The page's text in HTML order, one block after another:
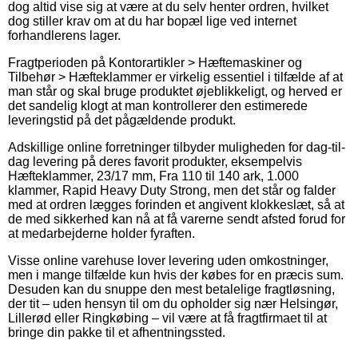
dog altid vise sig at være at du selv henter ordren, hvilket
dog stiller krav om at du har bopæl lige ved internet
forhandlerens lager.
Fragtperioden på Kontorartikler > Hæftemaskiner og
Tilbehør > Hæfteklammer er virkelig essentiel i tilfælde af at
man står og skal bruge produktet øjeblikkeligt, og herved er
det sandelig klogt at man kontrollerer den estimerede
leveringstid på det pågældende produkt.
Adskillige online forretninger tilbyder muligheden for dag-til-
dag levering på deres favorit produkter, eksempelvis
Hæfteklammer, 23/17 mm, Fra 110 til 140 ark, 1.000
klammer, Rapid Heavy Duty Strong, men det står og falder
med at ordren lægges forinden et angivent klokkeslæt, så at
de med sikkerhed kan nå at få varerne sendt afsted forud for
at medarbejderne holder fyraften.
Visse online varehuse lover levering uden omkostninger,
men i mange tilfælde kun hvis der købes for en præcis sum.
Desuden kan du snuppe den mest betalelige fragtløsning,
der tit – uden hensyn til om du opholder sig nær Helsingør,
Lillerød eller Ringkøbing – vil være at få fragtfirmaet til at
bringe din pakke til et afhentningssted.